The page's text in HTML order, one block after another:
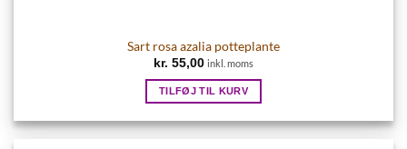
Sart rosa azalia potteplante
kr. 55,00 inkl. moms
TILFØJ TIL KURV